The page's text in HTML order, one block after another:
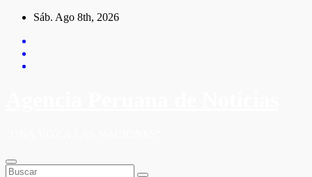
Saltar
contenido
Sáb. Ago 8th, 2026